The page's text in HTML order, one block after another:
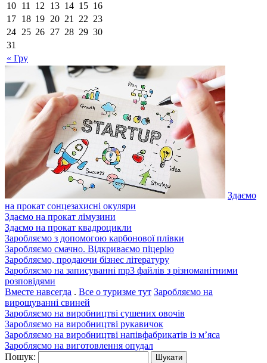
« Гру
10 11 12 13 14 15 16
17 18 19 20 21 22 23
24 25 26 27 28 29 30
31
Здаємо
на прокат сонцезахисні окуляри
Здаємо на прокат лімузини
Здаємо на прокат квадроцикли
Заробляємо з допомогою карбонової плівки
Заробляємо смачно. Відкриваємо піцерію
Заробляємо, продаючи бізнес літературу
Заробляємо на записуванні mp3 файлів з різноманітними
розповідями
Вместе навсегда . Все о туризме тут Заробляємо на
вирощуванні свиней
Заробляємо на виробництві сушених овочів
Заробляємо на виробництві рукавичок
Заробляємо на виробництві напівфабрикатів із м’яса
Заробляємо на виготовлення опудал
Пошук: